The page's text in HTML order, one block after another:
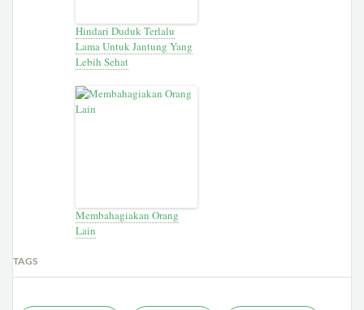
Hindari Duduk Terlalu
Lama Untuk Jantung Yang
Lebih Sehat
Membahagiakan Orang
Lain
TAGS